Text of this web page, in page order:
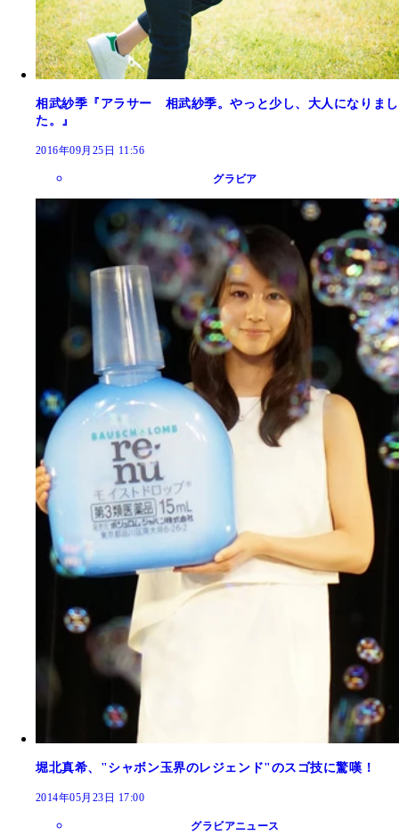
相武紗季『アラサー 相武紗季。やっと少し、大人になりまし
た。』
2016年09月25日 11:56
グラビア
堀北真希、"シャボン玉界のレジェンド"のスゴ技に驚嘆！
2014年05月23日 17:00
グラビアニュース